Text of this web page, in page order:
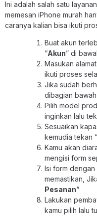
Ini adalah salah satu
memesan iPhone murah
caranya kalian bisa ikuti
Buat akun
“Akun” di
Masukan
ikuti proses
Jika sudah
dibagian
Pilih model
inginkan lalu
Sesuaikan
kemudia tekan “
Kamu akan
mengisi form
Isi form
memastikan,
Pesanan“
Lakukan
kamu pilih lalu